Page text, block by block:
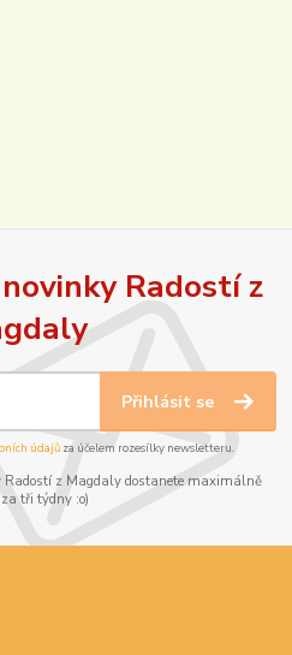
Radostí z
Přihlásit se
údajůza účelem rozesílky newsletteru.
Radostí z Magdaly dostanete maximálně
tři týdny :o)